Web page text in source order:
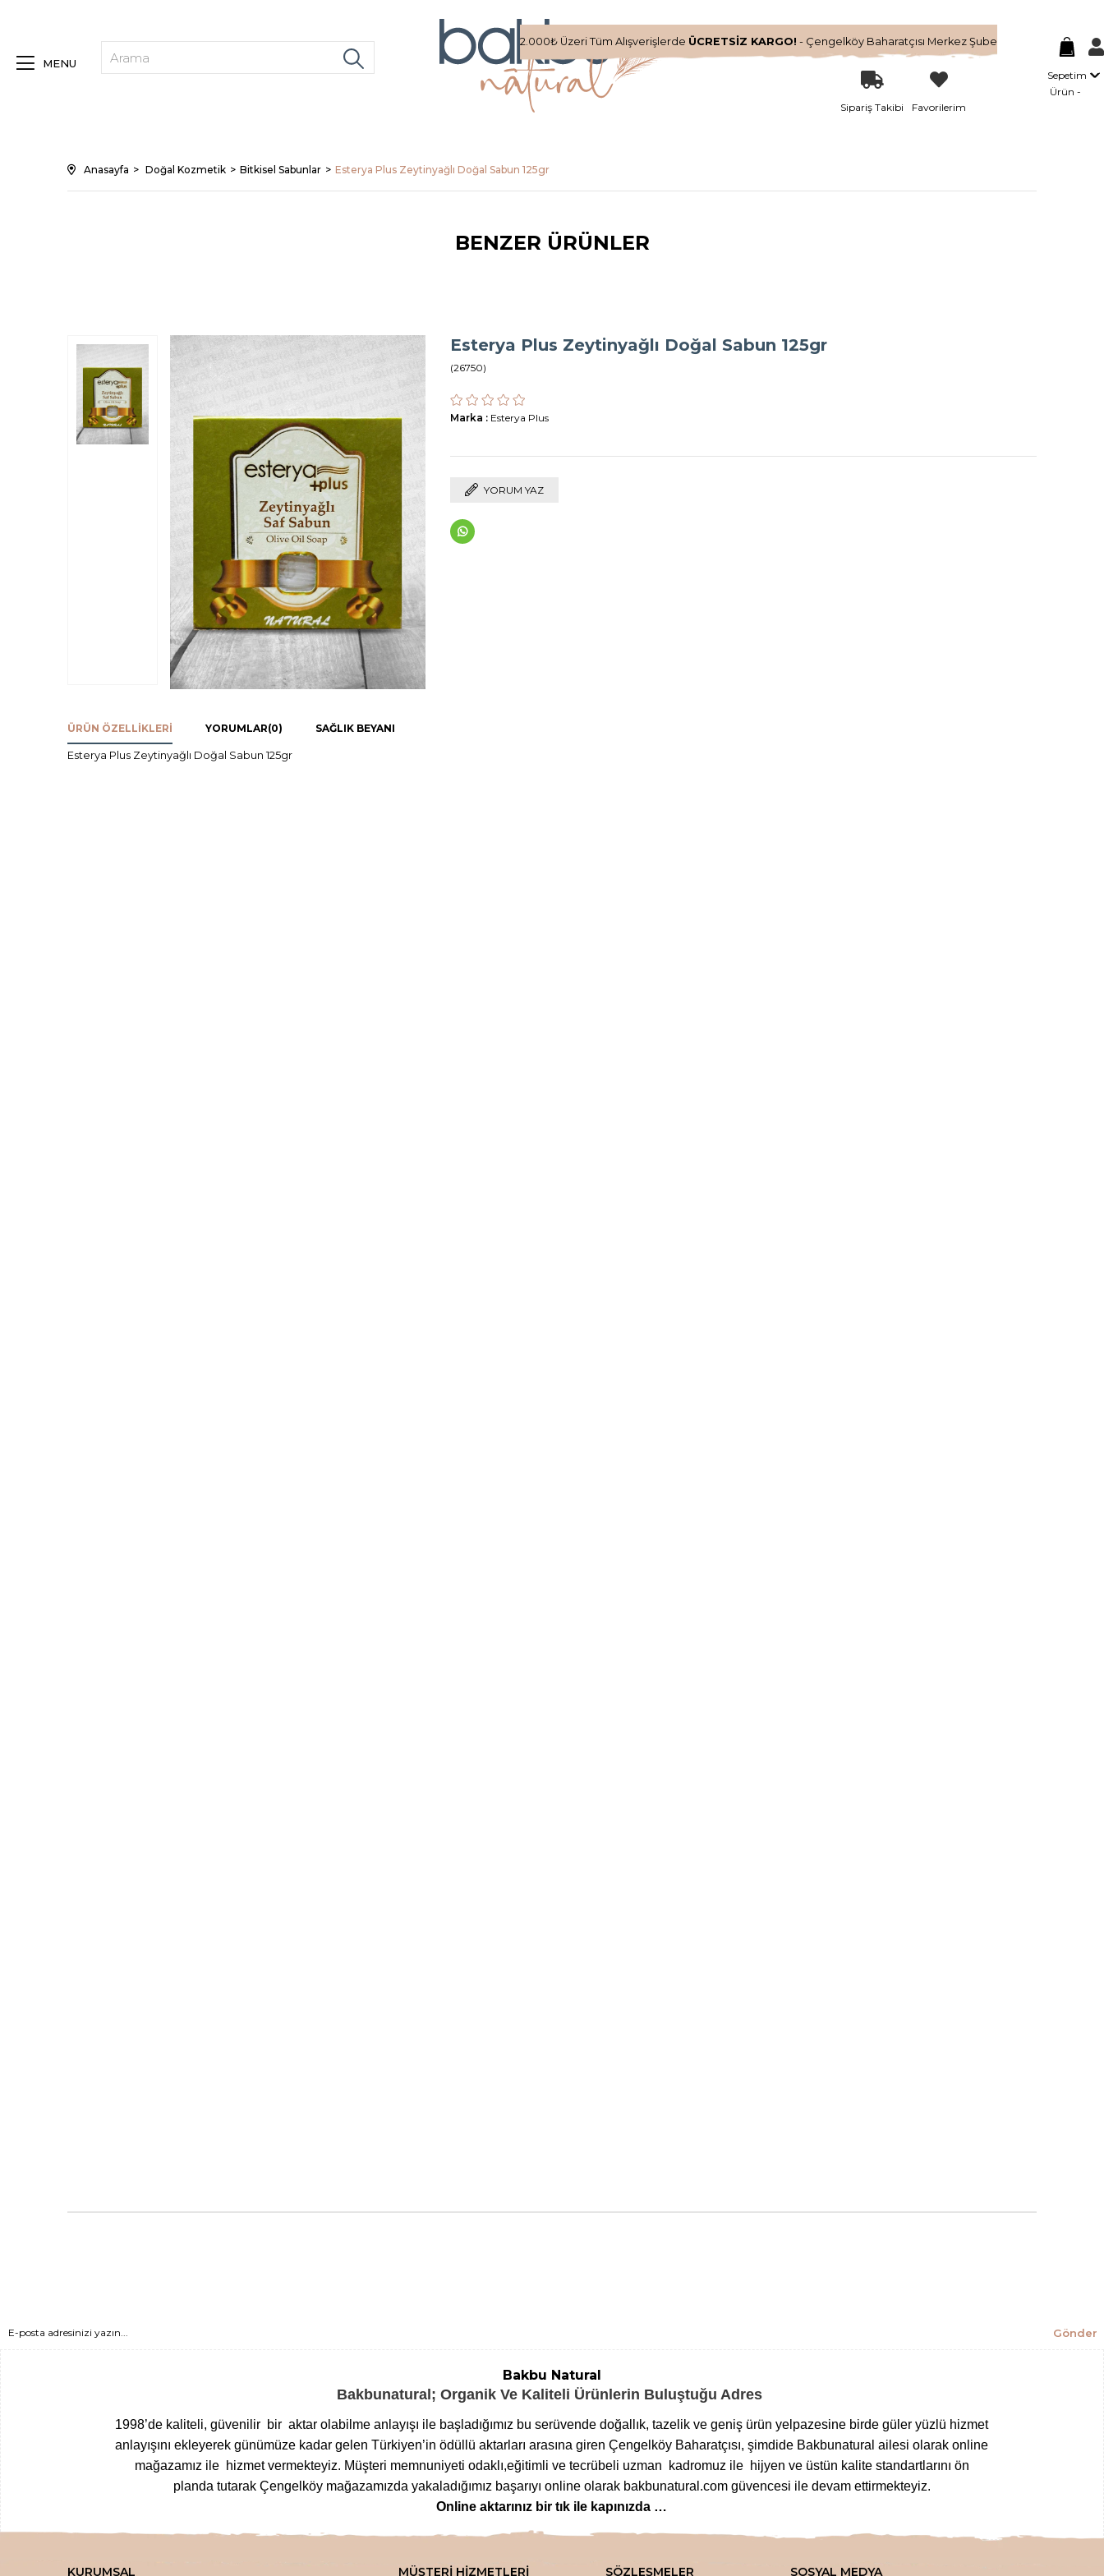
MENU
2.000₺ Üzeri Tüm Alışverişlerde ÜCRETSİZ KARGO! - Çengelköy Baharatçısı Merkez Şube
Sipariş Takibi Favorilerim
Sepetim
Ürün
Anasayfa Doğal Kozmetik Bitkisel Sabunlar Esterya Plus Zeytinyağlı Doğal Sabun 125gr
BENZER ÜRÜNLER
Esterya Plus Zeytinyağlı Doğal Sabun 125gr
(26750)
Marka : Esterya Plus
YORUM YAZ
ÜRÜN ÖZELLIKLERI YORUMLAR(0) SAĞLIK BEYANI
Esterya Plus Zeytinyağlı Doğal Sabun 125gr
Gönder
Bakbu Natural
Bakbunatural; Organik Ve Kaliteli Ürünlerin Buluştuğu Adres
1998’de kaliteli, güvenilir bir aktar olabilme anlayışı ile başladığımız bu serüvende doğallık, tazelik ve geniş ürün yelpazesine birde güler yüzlü hizmet
anlayışını ekleyerek günümüze kadar gelen Türkiyen’in ödüllü aktarları arasına giren Çengelköy Baharatçısı, şimdide Bakbunatural ailesi olarak online
mağazamız ile hizmet vermekteyiz. Müşteri memnuniyeti odaklı,eğitimli ve tecrübeli uzman kadromuz ile hijyen ve üstün kalite standartlarını ön
planda tutarak Çengelköy mağazamızda yakaladığımız başarıyı online olarak bakbunatural.com güvencesi ile devam ettirmekteyiz.
Online aktarınız bir tık ile kapınızda …
Yöresel gıdalardan, zamanında toplananbitkilere,arı ürünlerinden,baharat çeşitlerine,glutensiz gıdalardan,taptaze kuruyemişlere,
KURUMSAL MÜŞTERİ HİZMETLERİ SÖZLEŞMELER SOSYAL MEDYA